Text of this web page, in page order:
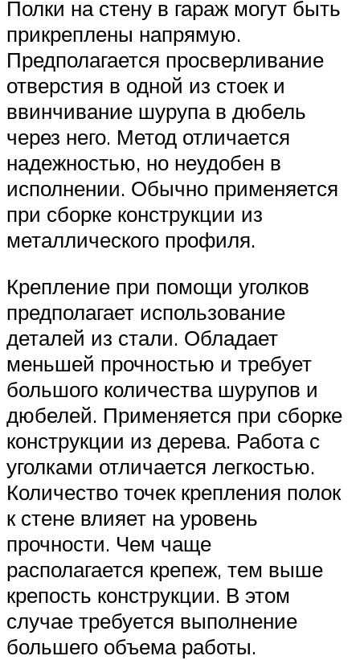
Полки на стену в гараж могут быть
прикреплены напрямую.
Предполагается просверливание
отверстия в одной из стоек и
ввинчивание шурупа в дюбель
через него. Метод отличается
надежностью, но неудобен в
исполнении. Обычно применяется
при сборке конструкции из
металлического профиля.
Крепление при помощи уголков
предполагает использование
деталей из стали. Обладает
меньшей прочностью и требует
большого количества шурупов и
дюбелей. Применяется при сборке
конструкции из дерева. Работа с
уголками отличается легкостью.
Количество точек крепления полок
к стене влияет на уровень
прочности. Чем чаще
располагается крепеж, тем выше
крепость конструкции. В этом
случае требуется выполнение
большего объема работы.